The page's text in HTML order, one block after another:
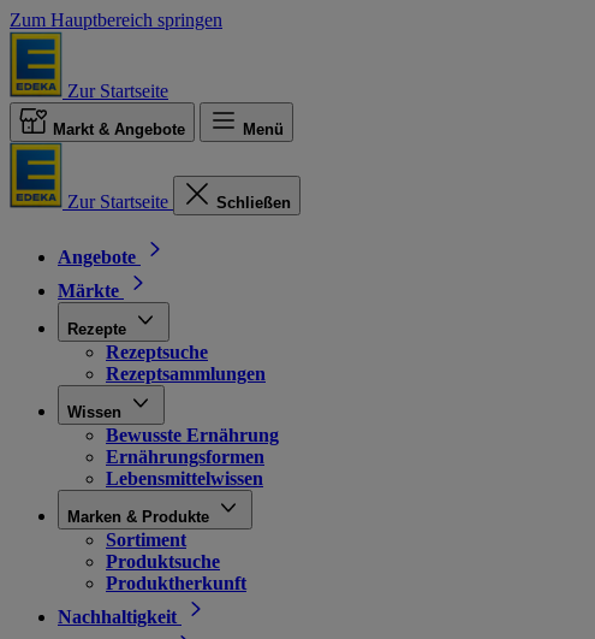
Zum Hauptbereich springen
Zur Startseite
Markt & Angebote Menü
Zur Startseite Schließen
Angebote
Märkte
Rezepte
Rezeptsuche
Rezeptsammlungen
Wissen
Bewusste Ernährung
Ernährungsformen
Lebensmittelwissen
Marken & Produkte
Sortiment
Produktsuche
Produktherkunft
Nachhaltigkeit